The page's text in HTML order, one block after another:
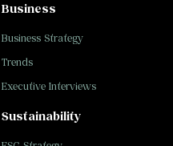
Business
Business Strategy
Trends
Executive Interviews
Sustainability